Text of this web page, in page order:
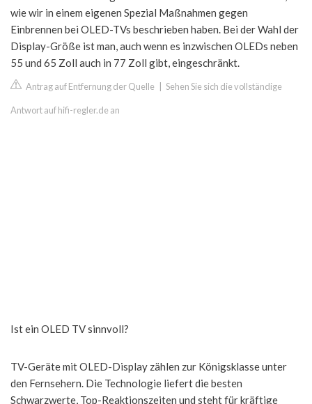
wie wir in einem eigenen Spezial Maßnahmen gegen
Einbrennen bei OLED-TVs beschrieben haben. Bei der Wahl der
Display-Größe ist man, auch wenn es inzwischen OLEDs neben
55 und 65 Zoll auch in 77 Zoll gibt, eingeschränkt.
Antrag auf Entfernung der Quelle Sehen Sie sich die vollständige
Antwort auf hifi-regler.de an
Ist ein OLED TV sinnvoll?
TV-Geräte mit OLED-Display zählen zur Königsklasse unter
den Fernsehern. Die Technologie liefert die besten
Schwarzwerte, Top-Reaktionszeiten und steht für kräftige